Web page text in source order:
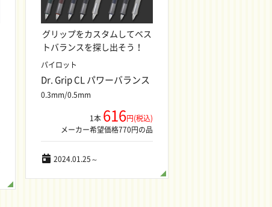
グリップをカスタムしてベス
トバランスを探し出そう！
パイロット
Dr. Grip CL パワーバランス
0.3mm/0.5mm
1本 616円(税込)
メーカー希望価格770円の品
2024.01.25～